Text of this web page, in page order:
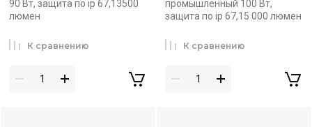
90 Вт, защита по ip 67,13500
люмен
К сравнению
промышленный 100 Вт,
защита по ip 67,15 000 люмен
К сравнению